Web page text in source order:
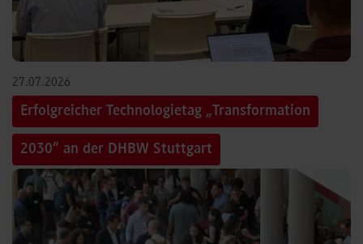
27.07.2026
Erfolgreicher Technologietag „Transformation
2030“ an der DHBW Stuttgart